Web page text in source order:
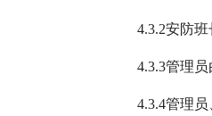
4.3.2安防
4.3.3管理
4.3.4管理